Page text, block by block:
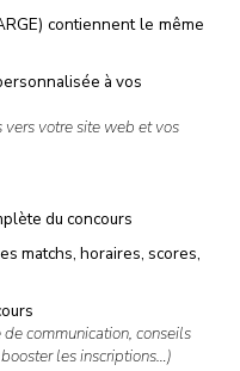
contiennent le même
à vos
votre site web et vos
du concours
matchs, horaires, scores,
communication, conseils
les inscriptions…)